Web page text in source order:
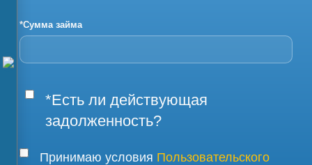
*Сумма займа
*Есть ли действующая
задолженность?
Принимаю условия Пользовательского